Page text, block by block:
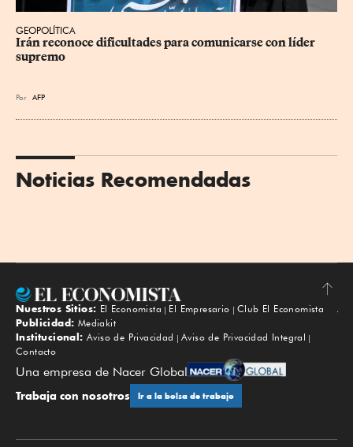
GEOPOLÍTICA
Irán reconoce dificultades para comunicarse con líder
supremo
Por AFP
Noticias Recomendadas
Subir
Nuestros Sitios: El Economista El Empresario
Club El Economista
Publicidad: Mediakit
Institucional: Aviso de Privacidad
Aviso de Privacidad Integral
Contacto
Una empresa de Nacer Global
Trabaja con nosotros Ir a la bolsa de trabajo